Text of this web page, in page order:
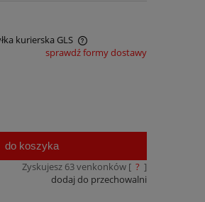
kurierska GLS
sprawdź formy dostawy
do koszyka
Zyskujesz 63venkonków [ ? ]
dodaj do przechowalni